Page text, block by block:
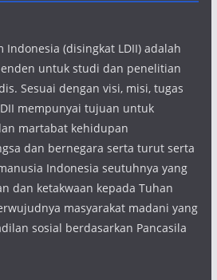
Indonesia (disingkat LDII) adalah
untuk studi dan penelitian
Sesuai dengan visi, misi, tugas
mempunyai tujuan untuk
martabat kehidupan
dan bernegara serta turut serta
Indonesia seutuhnya yang
dan ketakwaan kepada Tuhan
masyarakat madani yang
sosial berdasarkan Pancasila